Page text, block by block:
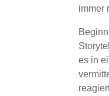
immer
es in